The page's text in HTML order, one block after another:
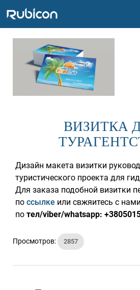
ВИЗИТКА
Дизайн макета визитки
туристического проекта для
Для заказа подобной визитки
по ссылке или свжяитесь с нами
по тел/viber/whatsapp:
Просмотров: 2857